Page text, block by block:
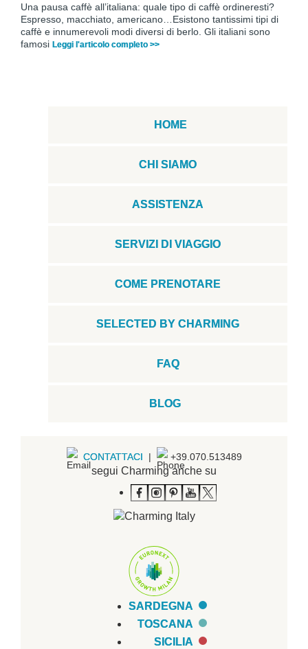
Una pausa caffè all’italiana: quale tipo di caffè ordineresti?
Espresso, macchiato, americano…Esistono tantissimi tipi di
caffè e innumerevoli modi diversi di berlo. Gli italiani sono
famosi Leggi l'articolo completo >>
HOME
CHI SIAMO
ASSISTENZA
SERVIZI DI VIAGGIO
COME PRENOTARE
SELECTED BY CHARMING
FAQ
BLOG
CONTATTACI | +39.070.513489
segui Charming anche su
SARDEGNA
TOSCANA
SICILIA